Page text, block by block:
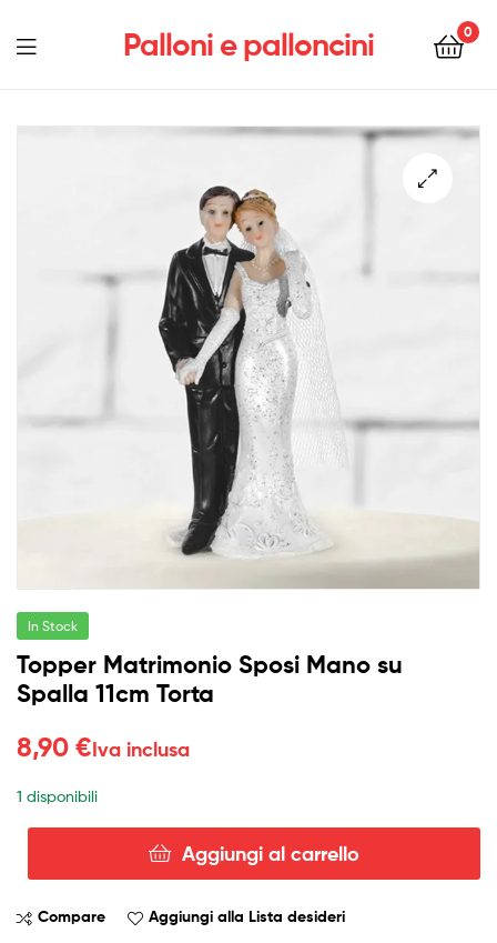
Palloni e palloncini 0
Menu
In Stock
Topper Matrimonio Sposi Mano su
Spalla 11cm Torta
8,90 €Iva inclusa
1 disponibili
Sposi
Aggiungi al carrello
Compare Aggiungi alla Lista desideri